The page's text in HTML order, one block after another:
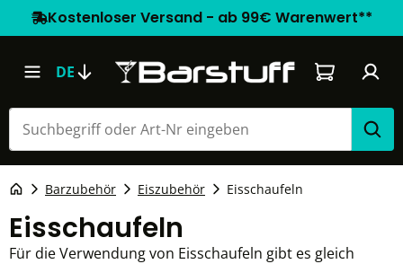
Kostenloser Versand - ab 99€ Warenwert**
DE Warenkorb
Barzubehör Eiszubehör Eisschaufeln
Eisschaufeln
Für die Verwendung von Eisschaufeln gibt es gleich